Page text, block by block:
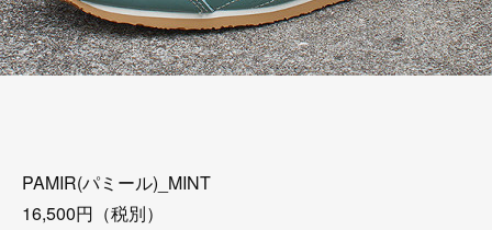
PAMIR(パミール)_MINT
16,500円（税別）